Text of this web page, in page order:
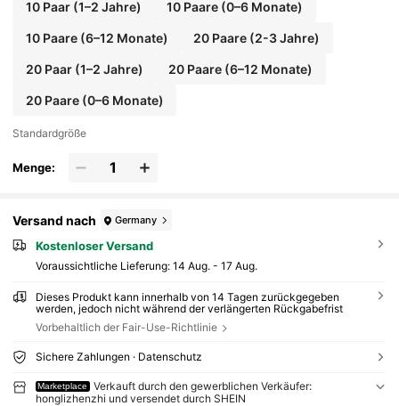
10 Paar (1–2 Jahre) 10 Paare (0–6 Monate)
10 Paare (6–12 Monate) 20 Paare (2-3 Jahre)
20 Paar (1–2 Jahre) 20 Paare (6–12 Monate)
20 Paare (0–6 Monate)
Standardgröße
Menge:
Versand nach Germany
Kostenloser Versand
Voraussichtliche Lieferung: 14 Aug. - 17 Aug.
Dieses Produkt kann innerhalb von 14 Tagen zurückgegeben
werden, jedoch nicht während der verlängerten Rückgabefrist
Vorbehaltlich der Fair-Use-Richtlinie
Sichere Zahlungen · Datenschutz
Marketplace
Verkauft durch den gewerblichen Verkäufer:
honglizhenzhi und versendet durch SHEIN